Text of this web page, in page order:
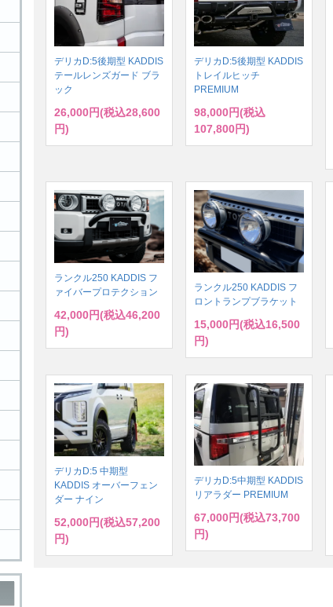
デリカD:5後期型 KADDIS
テールレンズガード ブラ
ック
26,000円(税込28,600
円)
デリカD:5後期型 KADDIS
トレイルヒッチ
PREMIUM
98,000円(税込
107,800円)
ランクル250 KADDIS フ
ァイバープロテクション
42,000円(税込46,200
円)
ランクル250 KADDIS フ
ロントランプブラケット
15,000円(税込16,500
円)
デリカD:5 中期型
KADDIS オーバーフェン
ダー ナイン
52,000円(税込57,200
円)
デリカD:5中期型 KADDIS
リアラダー PREMIUM
67,000円(税込73,700
円)